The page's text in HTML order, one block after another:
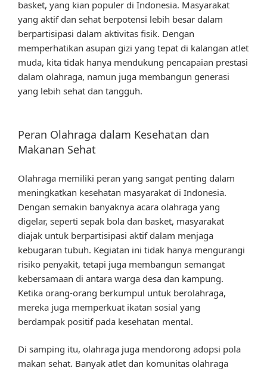
basket, yang kian populer di Indonesia. Masyarakat
yang aktif dan sehat berpotensi lebih besar dalam
berpartisipasi dalam aktivitas fisik. Dengan
memperhatikan asupan gizi yang tepat di kalangan atlet
muda, kita tidak hanya mendukung pencapaian prestasi
dalam olahraga, namun juga membangun generasi
yang lebih sehat dan tangguh.
Peran Olahraga dalam Kesehatan dan
Makanan Sehat
Olahraga memiliki peran yang sangat penting dalam
meningkatkan kesehatan masyarakat di Indonesia.
Dengan semakin banyaknya acara olahraga yang
digelar, seperti sepak bola dan basket, masyarakat
diajak untuk berpartisipasi aktif dalam menjaga
kebugaran tubuh. Kegiatan ini tidak hanya mengurangi
risiko penyakit, tetapi juga membangun semangat
kebersamaan di antara warga desa dan kampung.
Ketika orang-orang berkumpul untuk berolahraga,
mereka juga memperkuat ikatan sosial yang
berdampak positif pada kesehatan mental.
Di samping itu, olahraga juga mendorong adopsi pola
makan sehat. Banyak atlet dan komunitas olahraga